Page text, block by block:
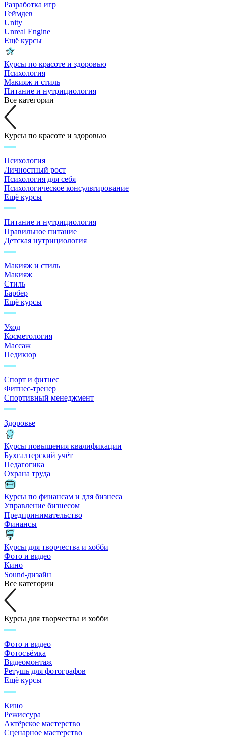
Разработка игр
Геймдев
Unity
Unreal Engine
Ещё курсы
Курсы по красоте и здоровью
Психология
Макияж и стиль
Питание и нутрициология
Все категории
Курсы по красоте и здоровью
Психология
Личностный рост
Психология для себя
Психологическое консультирование
Ещё курсы
Питание и нутрициология
Правильное питание
Детская нутрициология
Макияж и стиль
Макияж
Стиль
Барбер
Ещё курсы
Уход
Косметология
Массаж
Педикюр
Спорт и фитнес
Фитнес-тренер
Спортивный менеджмент
Здоровье
Курсы повышения квалификации
Бухгалтерский учёт
Педагогика
Охрана труда
Курсы по финансам и для бизнеса
Управление бизнесом
Предпринимательство
Финансы
Курсы для творчества и хобби
Фото и видео
Кино
Sound-дизайн
Все категории
Курсы для творчества и хобби
Фото и видео
Фотосъёмка
Видеомонтаж
Ретушь для фотографов
Ещё курсы
Кино
Режиссура
Актёрское мастерство
Сценарное мастерство